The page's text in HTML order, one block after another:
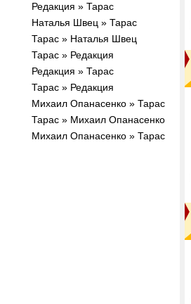
Редакция » Тарас
Наталья Швец » Тарас
Тарас » Наталья Швец
Тарас » Редакция
Редакция » Тарас
Тарас » Редакция
Михаил Опанасенко » Тарас
Тарас » Михаил Опанасенко
Михаил Опанасенко » Тарас